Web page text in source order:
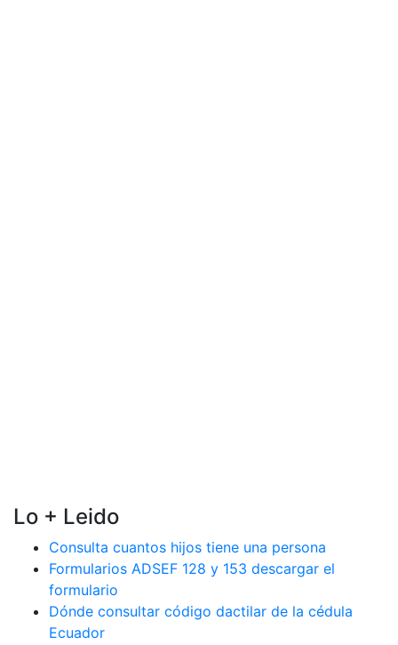
Lo + Leido
Consulta cuantos hijos tiene una persona
Formularios ADSEF 128 y 153 descargar el
formulario
Dónde consultar código dactilar de la cédula
Ecuador